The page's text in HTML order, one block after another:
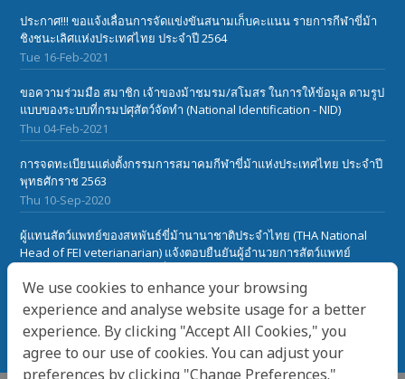
ประกาศ!!! ขอแจ้งเลื่อนการจัดแข่งขันสนามเก็บคะแนน รายการกีฬาขี่ม้า
ชิงชนะเลิศแห่งประเทศไทย ประจำปี 2564
Tue 16-Feb-2021
ขอความร่วมมือ สมาชิก เจ้าของม้าชมรม/สโมสร ในการให้ข้อมูล ตามรูป
แบบของระบบที่กรมปศุสัตว์จัดทำ (National Identification - NID)
Thu 04-Feb-2021
การจดทะเบียนแต่งตั้งกรรมการสมาคมกีฬาขี่ม้าแห่งประเทศไทย ประจำปี
พุทธศักราช 2563
Thu 10-Sep-2020
ผู้แทนสัตว์แพทย์ของสหพันธ์ขี่ม้านานาชาติประจำไทย (THA National
Head of FEI veterianarian) แจ้งตอบยืนยันผู้อำนวยการสัตว์แพทย์
Sickness ในประเทศไทย
Sat 28-Mar-2020
We use cookies to enhance your browsing
experience and analyse website usage for a better
experience. By clicking "Accept All Cookies," you
agree to our use of cookies. You can adjust your